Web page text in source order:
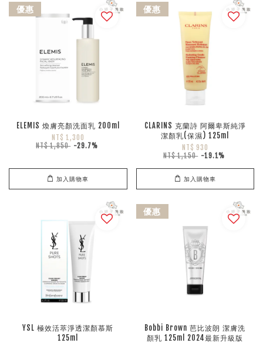
優惠
ELEMIS 煥膚亮顏洗面乳 200ml
NT$ 1,300
NT$ 1,850 -29.7%
加入購物車
優惠
CLARINS 克蘭詩 阿爾卑斯純淨
潔顏乳(保濕) 125ml
NT$ 930
NT$ 1,150 -19.1%
加入購物車
YSL 極效活萃淨透潔顏慕斯
125ml
優惠
Bobbi Brown 芭比波朗 潔膚洗
顏乳 125ml 2024最新升級版